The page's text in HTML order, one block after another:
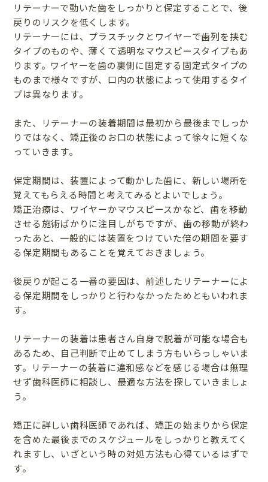
リテーナーで動いた歯をしっかりと保定することで、後
戻りのリスクを低くします。
リテーナーには、プラスチックとワイヤーで歯列を挟む
タイプのものや、薄くて透明なマウスピースタイプもあ
ります。ワイヤーを歯の裏側に固定する固定式タイプの
ものまで様々ですが、口内の状態によって使用するタイ
プは異なります。
また、リテーナーの装着期間は最初から最後までしっか
りではなく、矯正後のお口の状態によって徐々に短くな
っていきます。
保定期間は、装置によって動かした歯に、新しい場所を
覚えてもらえる時間と考えてみるとよいでしょう。
矯正治療は、ワイヤーかマウスピースかなど、歯を移動
させる施術ばかりに注目しがちですが、歯の移動が終わ
ったあと、一般的には装置をつけていた倍の期間を要す
る保定期間もあることを覚えておきましょう。
後戻りが起こる一番の要因は、前述したリテーナーによ
る保定期間をしっかりと行わなかったためともいわれま
す。
リテーナーの装着は患者さん自身で脱着が可能な場合も
あるため、自己判断で止めてしまう方もいらっしゃいま
す。リテーナーの装着に違和感などを感じる場合は無理
せず歯科医師に相談し、最適な方法を探していきましょ
う。
矯正に詳しい歯科医師であれば、矯正の始まりから保定
を含めた最後までのスケジュールをしっかりと教えてく
れますし、いざという時の対処方法も心得ているはずで
す。